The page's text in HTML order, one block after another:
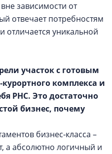
зависимости от
отвечает потребностям
отличается уникальной
участок с готовым
комплекса и
РНС. Это достаточно
бизнес, почему
бизнес-класса –
а абсолютно логичный и